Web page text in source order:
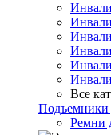
Все
Подъемники
Ремни